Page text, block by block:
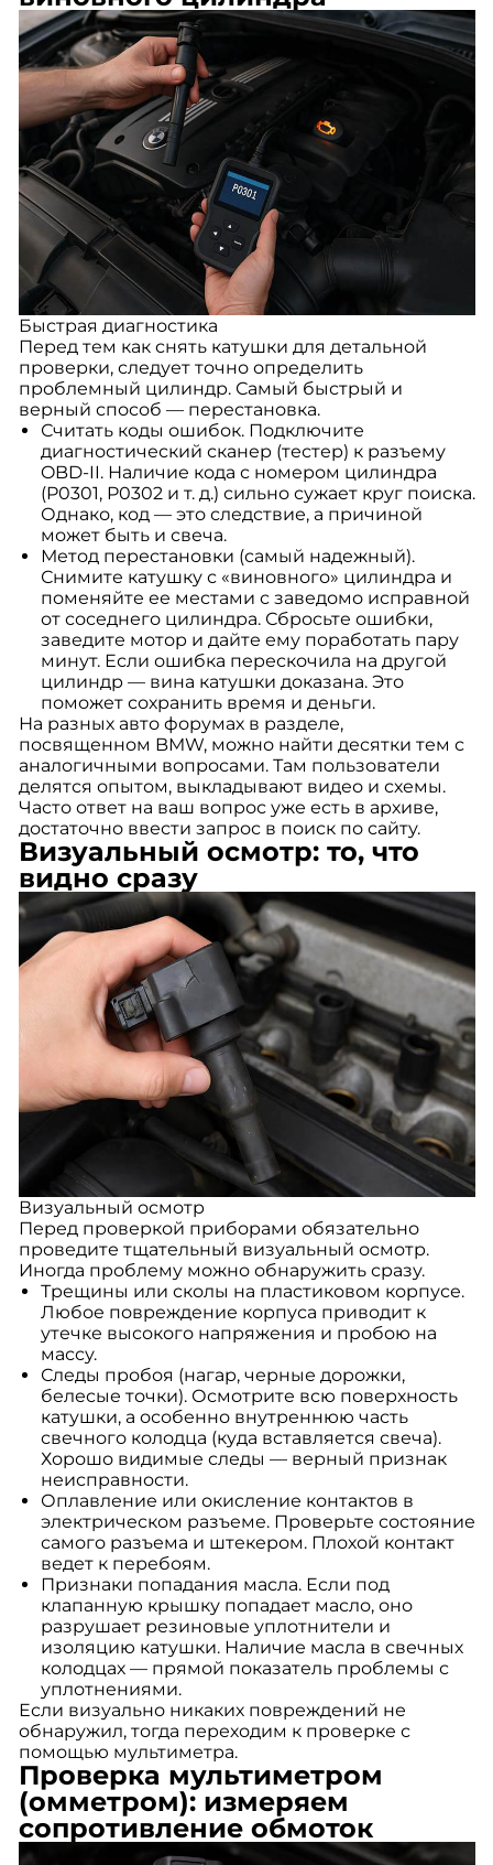
Быстрая диагностика
Перед тем как снять катушки для детальной
проверки, следует точно определить
проблемный цилиндр. Самый быстрый и
верный способ — перестановка.
Считать коды ошибок. Подключите
диагностический сканер (тестер) к разъему
OBD-II. Наличие кода с номером цилиндра
(P0301, P0302 и т. д.) сильно сужает круг поиска.
Однако, код — это следствие, а причиной
может быть и свеча.
Метод перестановки (самый надежный).
Снимите катушку с «виновного» цилиндра и
поменяйте ее местами с заведомо исправной
от соседнего цилиндра. Сбросьте ошибки,
заведите мотор и дайте ему поработать пару
минут. Если ошибка перескочила на другой
цилиндр — вина катушки доказана. Это
поможет сохранить время и деньги.
На разных авто форумах в разделе,
посвященном BMW, можно найти десятки тем с
аналогичными вопросами. Там пользователи
делятся опытом, выкладывают видео и схемы.
Часто ответ на ваш вопрос уже есть в архиве,
достаточно ввести запрос в поиск по сайту.
Визуальный осмотр: то, что
видно сразу
Визуальный осмотр
Перед проверкой приборами обязательно
проведите тщательный визуальный осмотр.
Иногда проблему можно обнаружить сразу.
Трещины или сколы на пластиковом корпусе.
Любое повреждение корпуса приводит к
утечке высокого напряжения и пробою на
массу.
Следы пробоя (нагар, черные дорожки,
белесые точки). Осмотрите всю поверхность
катушки, а особенно внутреннюю часть
свечного колодца (куда вставляется свеча).
Хорошо видимые следы — верный признак
неисправности.
Оплавление или окисление контактов в
электрическом разъеме. Проверьте состояние
самого разъема и штекером. Плохой контакт
ведет к перебоям.
Признаки попадания масла. Если под
клапанную крышку попадает масло, оно
разрушает резиновые уплотнители и
изоляцию катушки. Наличие масла в свечных
колодцах — прямой показатель проблемы с
уплотнениями.
Если визуально никаких повреждений не
обнаружил, тогда переходим к проверке с
помощью мультиметра.
Проверка мультиметром
(омметром): измеряем
сопротивление обмоток